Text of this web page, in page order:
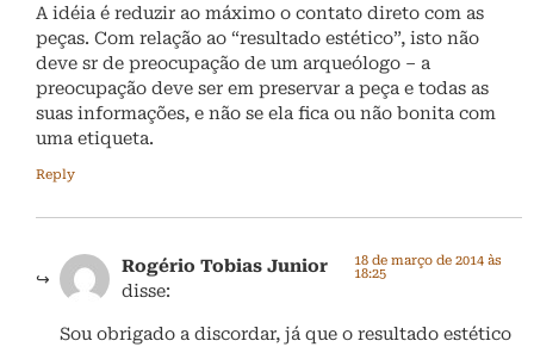
A idéia é reduzir ao máximo o contato direto com as
peças. Com relação ao “resultado estético”, isto não
deve sr de preocupação de um arqueólogo – a
preocupação deve ser em preservar a peça e todas as
suas informações, e não se ela fica ou não bonita com
uma etiqueta.
Reply
Rogério Tobias Junior
disse:
18 de março de 2014 às
18:25
Sou obrigado a discordar, já que o resultado estético